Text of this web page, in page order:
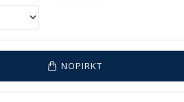
NOPIRKT